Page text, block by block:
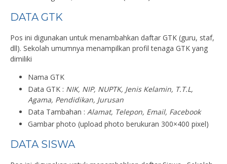
DATA GTK
Pos ini digunakan untuk menambahkan daftar GTK (guru, staf,
dll). Sekolah umumnya menampilkan profil tenaga GTK yang
dimiliki
Nama GTK
Data GTK : NIK, NIP, NUPTK, Jenis Kelamin, T.T.L,
Agama, Pendidikan, Jurusan
Data Tambahan : Alamat, Telepon, Email, Facebook
Gambar photo (upload photo berukuran 300×400 pixel)
DATA SISWA